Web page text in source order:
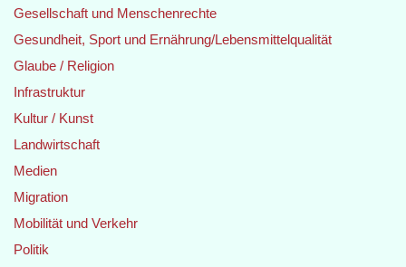
Gesellschaft und Menschenrechte
Gesundheit, Sport und Ernährung/Lebensmittelqualität
Glaube / Religion
Infrastruktur
Kultur / Kunst
Landwirtschaft
Medien
Migration
Mobilität und Verkehr
Politik